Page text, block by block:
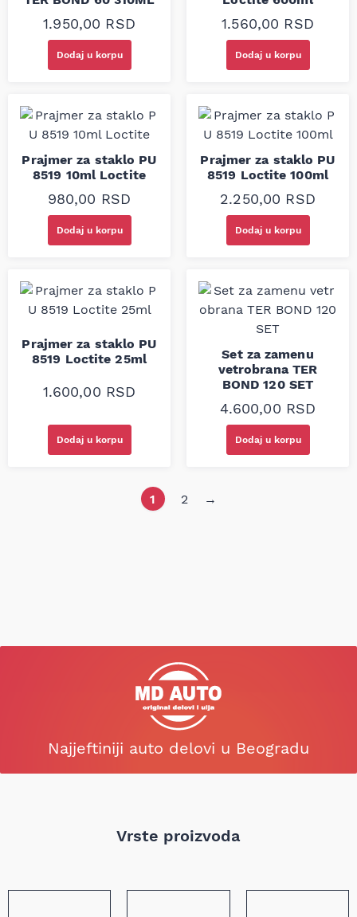
1.950,00 RSD
Dodaj u korpu
1.560,00 RSD
Dodaj u korpu
Prajmer za staklo PU
8519 10ml Loctite
980,00 RSD
Dodaj u korpu
Prajmer za staklo PU
8519 Loctite 100ml
2.250,00 RSD
Dodaj u korpu
Prajmer za staklo PU
8519 Loctite 25ml
1.600,00 RSD
Dodaj u korpu
Set za zamenu
vetrobrana TER
BOND 120 SET
4.600,00 RSD
Dodaj u korpu
1 2 →
Najjeftiniji auto delovi u Beogradu
Vrste proizvoda